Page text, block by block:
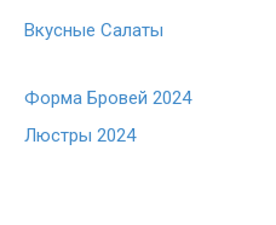
Вкусные Салаты
Форма Бровей 2024
Люстры 2024